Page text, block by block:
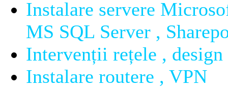
Instalare servere
MS SQL Server ,
Intervenții rețele ,
Instalare routere , VPN